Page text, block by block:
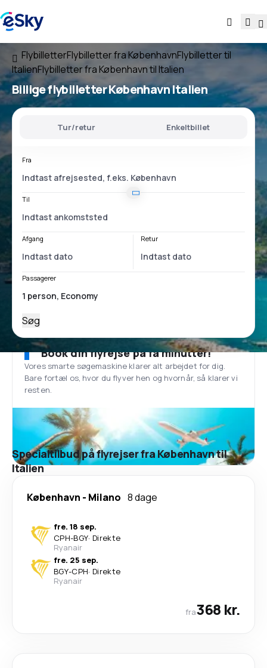
FlybilletterFlybilletter fra KøbenhavnFlybilletter til
ItalienFlybilletter fra København til Italien
Billige flybilletter København Italien
Tur/retur Enkeltbillet
Fra
Til
Afgang Retur
Passagerer
Søg
Book din flyrejse på få minutter!
Vores smarte søgemaskine klarer alt arbejdet for dig.
Bare fortæl os, hvor du flyver hen og hvornår, så klarer vi
resten.
Specialtilbud på flyrejser fra København til
Italien
København - Milano 8 dage
fre. 18 sep.
CPH-BGY· Direkte
Ryanair
fre. 25 sep.
BGY-CPH· Direkte
Ryanair
fra368 kr.